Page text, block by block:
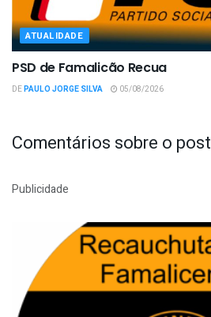
ATUALIDADE
PSD de Famalicão Recua
DEPAULO JORGE SILVA 05/08/2026
Comentários sobre o post
Publicidade